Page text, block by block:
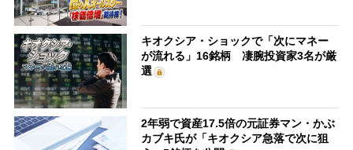
キオクシア・ショックで「次にマネー
が流れる」16銘柄 凄腕投資家3名が厳
選
2年弱で資産17.5倍の元証券マン・かぶ
カブキ氏が「キオクシア急落で次に狙